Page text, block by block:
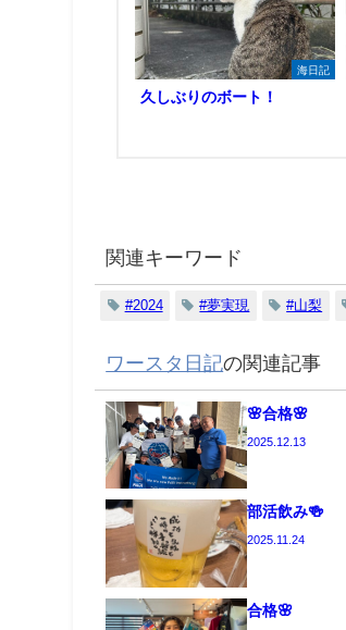
海日記
久しぶりのボート！
関連キーワード
#2024 #夢実現 #山梨
ワースタ日記の関連記事
🌸合格🌸
2025.12.13
部活飲み🍻
2025.11.24
合格🌸